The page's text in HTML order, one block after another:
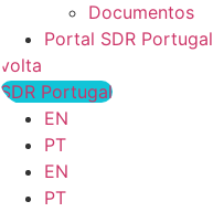
Documentos
Portal SDR Portugal
volta
SDR Portugal
EN
PT
EN
PT